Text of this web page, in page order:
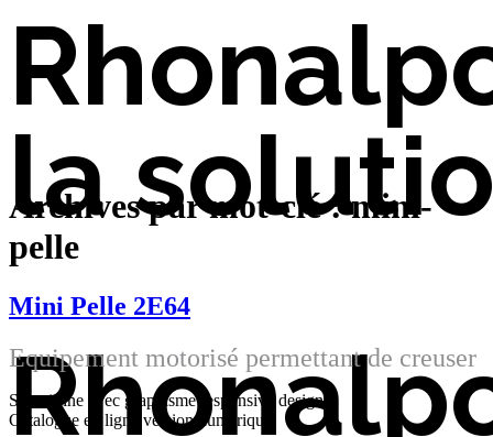
la
Archives par mot-clé : mini-
pelle
Mini Pelle 2E64
Equipement motorisé permettant de creuser
Site vitrine avec graphisme responsive design,
Catalogue en ligne version numérique